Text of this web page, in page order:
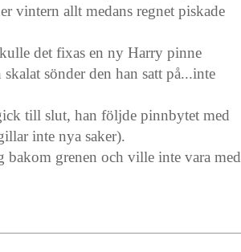
vintern allt medans regnet piskade
det fixas en ny Harry pinne
sönder den han satt på...inte
till slut, han följde pinnbytet med
inte nya saker).
bakom grenen och ville inte vara med